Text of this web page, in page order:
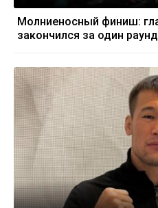
Молниеносный финиш:
закончился за один раунд